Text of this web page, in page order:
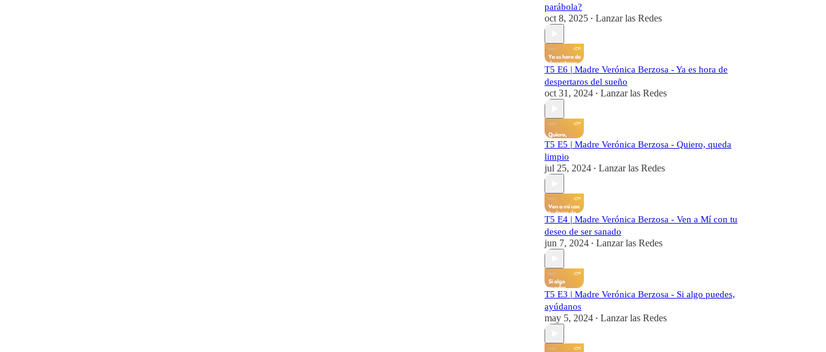
parábola?
oct 8, 2025 • Lanzar las Redes
T5 E6 | Madre Verónica Berzosa - Ya es hora de
despertaros del sueño
oct 31, 2024 • Lanzar las Redes
T5 E5 | Madre Verónica Berzosa - Quiero, queda
limpio
jul 25, 2024 • Lanzar las Redes
T5 E4 | Madre Verónica Berzosa - Ven a Mí con tu
deseo de ser sanado
jun 7, 2024 • Lanzar las Redes
T5 E3 | Madre Verónica Berzosa - Si algo puedes,
ayúdanos
may 5, 2024 • Lanzar las Redes